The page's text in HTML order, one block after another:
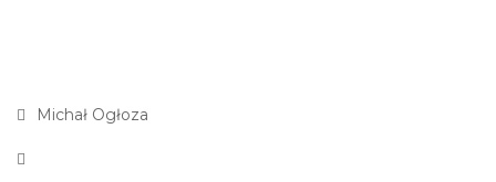
Michał Ogłoza